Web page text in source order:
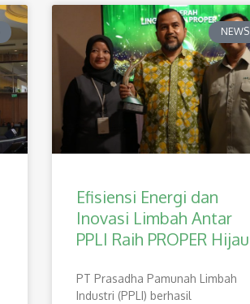
NEWS
Efisiensi Energi dan
Inovasi Limbah Antar
PPLI Raih PROPER Hijau
PT Prasadha Pamunah Limbah
Industri (PPLI) berhasil